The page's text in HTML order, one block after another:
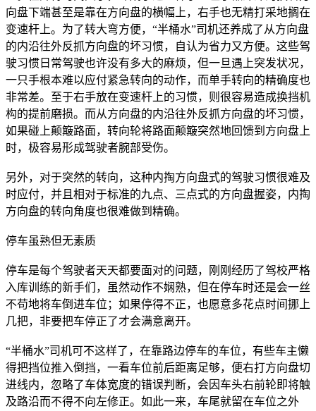
向盘下端甚至是靠在方向盘的横幅上，右手也无精打采地搁在
变速杆上。为了转大弯方便，“半桶水”司机还养成了从方向盘
的内沿往外反抓方向盘的坏习惯，自认为省力又方便。这些驾
驶习惯日常驾驶也许没有多大的麻烦，但一旦遇上突发状况，
一只手根本难以应付紧急转向的动作，而单手转向的精确度也
非常差。至于右手放在变速杆上的习惯，则很容易造成换挡机
构的提前磨损。而从方向盘的内沿往外反抓方向盘的坏习惯，
如果碰上颠簸路面，转向轮将路面颠簸突然地回馈到方向盘上
时，极容易形成驾驶者腕部受伤。
另外，对于突然的转向，这种内掏方向盘式的驾驶习惯很难及
时应付，并且相对于标准的九点、三点式的方向盘握姿，内掏
方向盘的转向角度也很难做到精确。
停车虽熟但无素质
停车是每个驾驶者天天都要面对的问题，刚刚经历了驾校严格
入库训练的新手们，虽然动作不娴熟，但在停车时还是会一丝
不苟地将车倒进车位；如果停得不正，也愿意多花点时间挪上
几把，非要把车停正了才会满意离开。
“半桶水”司机可不这样了，在靠路边停车的车位，有些车主懒
得把挡位推入倒挡，一看车位前后距离足够，便右打方向盘切
进线内，忽略了车体宽度的错误判断，会因车头右前轮即将触
及路沿而不得不向左修正。如此一来，车尾就留在车位之外